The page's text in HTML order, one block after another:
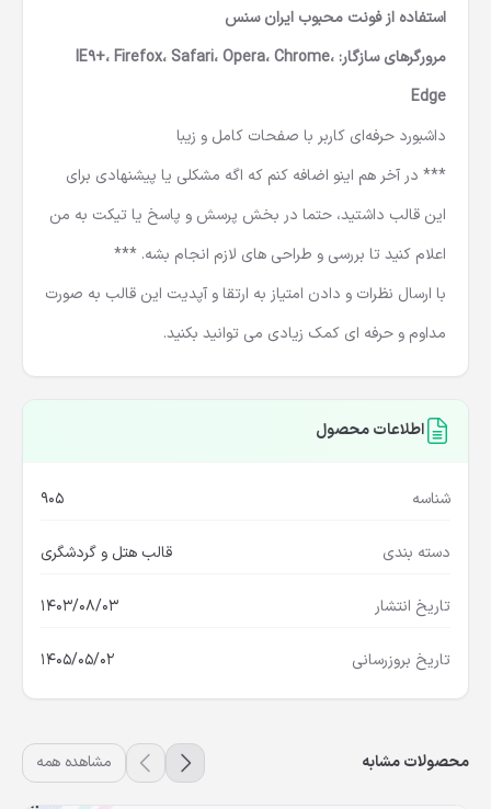
استفاده از فونت محبوب ایران سنس
مرورگرهای سازگار: IE9+، Firefox، Safari، Opera، Chrome،
Edge
داشبورد حرفه‌ای کاربر با صفحات کامل و زیبا
*** در آخر هم اینو اضافه کنم که اگه مشکلی یا پیشنهادی برای
این قالب داشتید، حتما در بخش پرسش و پاسخ یا تیکت به من
اعلام کنید تا بررسی و طراحی های لازم انجام بشه. ***
با ارسال نظرات و دادن امتیاز به ارتقا و آپدیت این قالب به صورت
مداوم و حرفه ای کمک زیادی می توانید بکنید.
اطلاعات محصول
شناسه 905
دسته بندی قالب هتل و گردشگری
تاریخ انتشار 1403/08/03
تاریخ بروزرسانی 1405/05/02
محصولات مشابه مشاهده همه